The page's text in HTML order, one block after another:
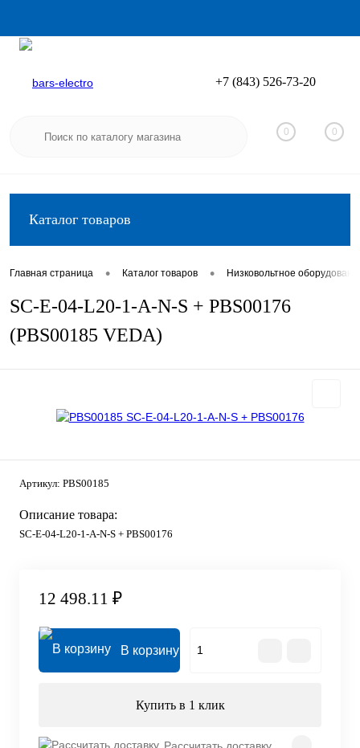
Вход
+7 (843) 526-73-20
0 0
Каталог товаров
Главная страница • Каталог товаров • Низковольтное
SC-E-04-L20-1-A-N-S + PBS00176
(PBS00185 VEDA)
Артикул: PBS00185
Описание товара:
SC-E-04-L20-1-A-N-S + PBS00176
12 498.11 ₽
В корзину
Купить в 1 клик
Рассчитать доставку